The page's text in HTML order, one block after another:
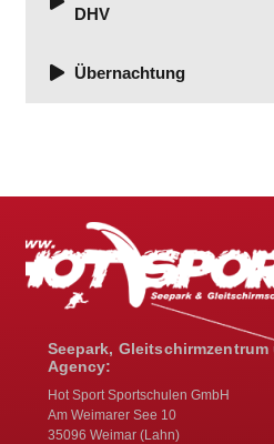
DHV
Übernachtung
Seepark,
Agency:
Hot Sport Sportschulen GmbH
Am Weimarer See 10
35096 Weimar (Lahn)